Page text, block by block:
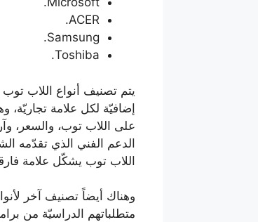
ACER.
Samsung.
Toshiba.
يتم تصنيف أنواع اللاب
إضافيّة لكل علامة
على اللاب توب، والسعر،
الدعم الفني الذي تقدّمه
اللاب توب يشكّل علامة
وهناك أيضاً تصنيف آخر
متطلباتهم الدراسيّة من